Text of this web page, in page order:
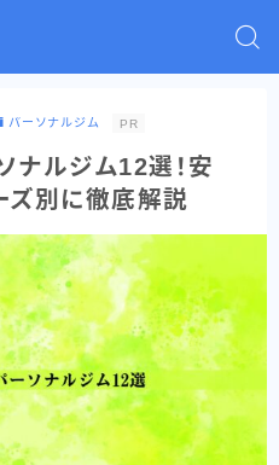
パーソナルジム PR
ナルジム12選！安
ズ別に徹底解説